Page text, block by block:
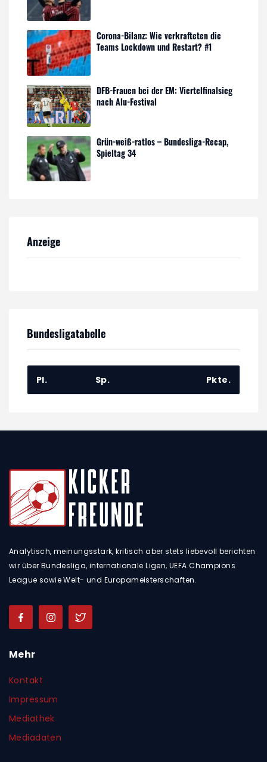
Corona-Bilanz: Wie verkrafteten die
Teams Lockdown und Restart? #1
DFB-Frauen bei der EM: Viertelfinalsieg
nach Alu-Festival
Grün-weiß-ratlos – Bundesliga-Recap,
Spieltag 34
Anzeige
Bundesligatabelle
Pl. Sp. Pkte.
Analytisch, meinungsstark, kritisch aber stets liebevoll berichten
wir über Bundesliga, internationale Ligen, UEFA Champions
League sowie Welt- und Europameisterschaften.
Mehr
Kontakt
Impressum
Mediathek
Mediadaten